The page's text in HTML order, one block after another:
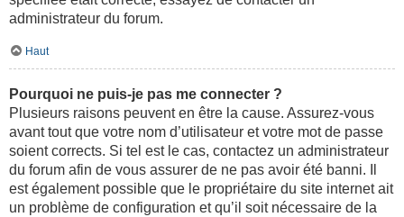
administrateur du forum.
Haut
Pourquoi ne puis-je pas me connecter ?
Plusieurs raisons peuvent en être la cause. Assurez-vous
avant tout que votre nom d’utilisateur et votre mot de passe
soient corrects. Si tel est le cas, contactez un administrateur
du forum afin de vous assurer de ne pas avoir été banni. Il
est également possible que le propriétaire du site internet ait
un problème de configuration et qu’il soit nécessaire de la